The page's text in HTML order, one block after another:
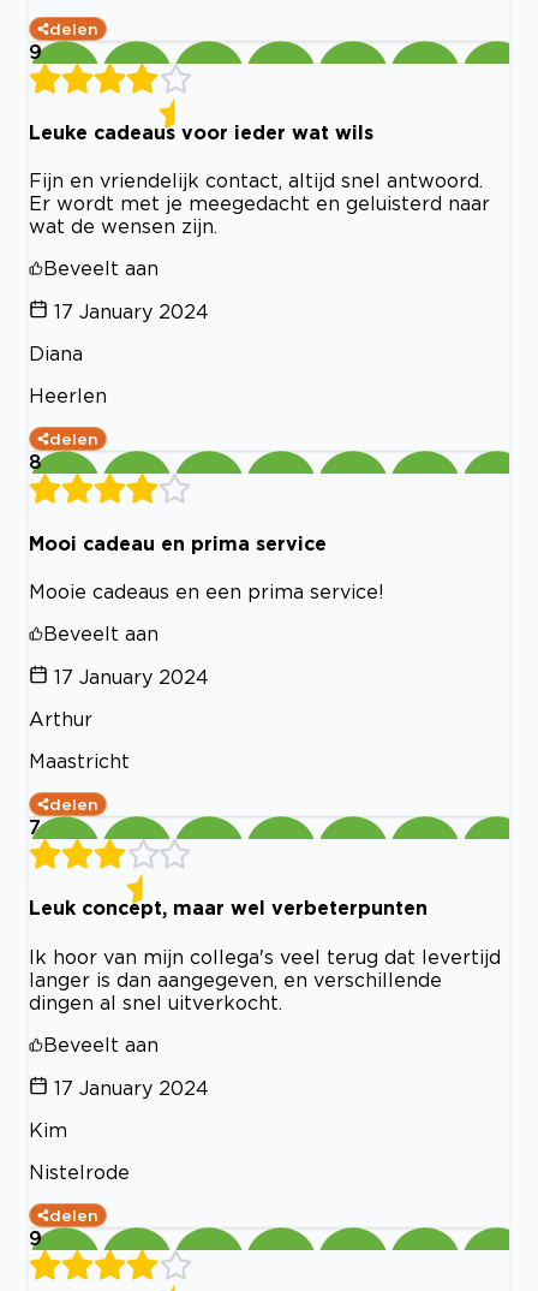
delen
9
Leuke cadeaus voor ieder wat wils
Fijn en vriendelijk contact, altijd snel antwoord.
Er wordt met je meegedacht en geluisterd naar
wat de wensen zijn.
Beveelt aan
17 January 2024
Diana
Heerlen
delen
8
Mooi cadeau en prima service
Mooie cadeaus en een prima service!
Beveelt aan
17 January 2024
Arthur
Maastricht
delen
7
Leuk concept, maar wel verbeterpunten
Ik hoor van mijn collega's veel terug dat levertijd
langer is dan aangegeven, en verschillende
dingen al snel uitverkocht.
Beveelt aan
17 January 2024
Kim
Nistelrode
delen
9